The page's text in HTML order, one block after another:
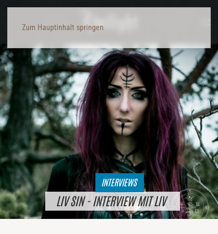
Zum Hauptinhalt springen
INTERVIEWS
LIV SIN - INTERVIEW MIT LIV